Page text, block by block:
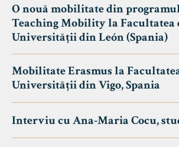
O nouă mobilitate din
Teaching Mobility la Facultatea
Universității din León (Spania)
Mobilitate Erasmus la
Universității din Vigo, Spania
Interviu cu Ana-Maria Cocu,